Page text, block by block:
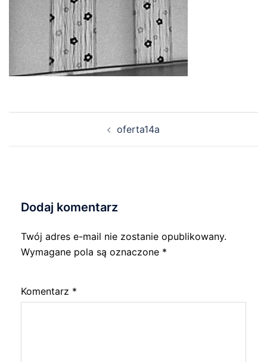
oferta14a
Dodaj komentarz
Twój adres e-mail nie zostanie opublikowany.
Wymagane pola są oznaczone *
Komentarz *